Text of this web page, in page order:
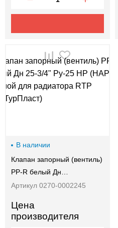
В наличии
Клапан запорный (вентиль)
PP-R белый Дн…
Артикул 0270-0002245
Цена
производителя